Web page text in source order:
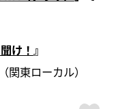
け！ 』
東ローカル）